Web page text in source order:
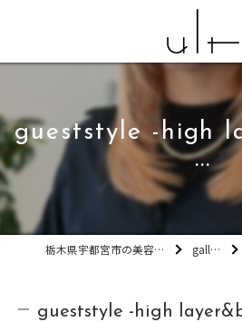
gueststyle -high
...
栃木県宇都宮市の美容室ult gallery
gueststyle -high